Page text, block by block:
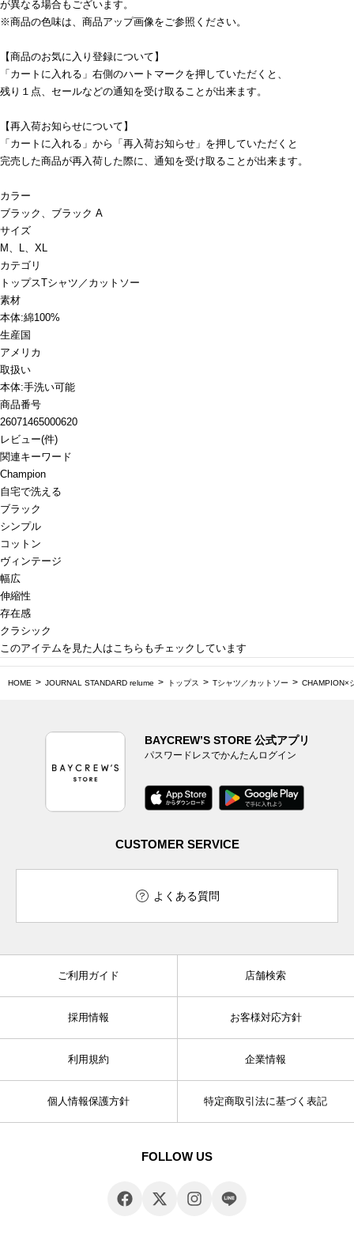
が異なる場合もございます。
※商品の色味は、商品アップ画像をご参照ください。
【商品のお気に入り登録について】
「カートに入れる」右側のハートマークを押していただくと、
残り１点、セールなどの通知を受け取ることが出来ます。
【再入荷お知らせについて】
「カートに入れる」から「再入荷お知らせ」を押していただくと
完売した商品が再入荷した際に、通知を受け取ることが出来ます。
カラー
ブラック、ブラック A
サイズ
M、L、XL
カテゴリ
トップスTシャツ／カットソー
素材
本体:綿100%
生産国
アメリカ
取扱い
本体:手洗い可能
商品番号
26071465000620
レビュー(件)
関連キーワード
Champion
自宅で洗える
ブラック
シンプル
コットン
ヴィンテージ
幅広
伸縮性
存在感
クラシック
このアイテムを見た人はこちらもチェックしています
HOME JOURNAL STANDARD relume トップス Tシャツ／カットソー CHAMPION×
BAYCREW’S STORE 公式アプリ
パスワードレスでかんたんログイン
CUSTOMER SERVICE
よくある質問
ご利用ガイド 店舗検索
採用情報 お客様対応方針
利用規約 企業情報
個人情報保護方針 特定商取引法に基づく表記
FOLLOW US